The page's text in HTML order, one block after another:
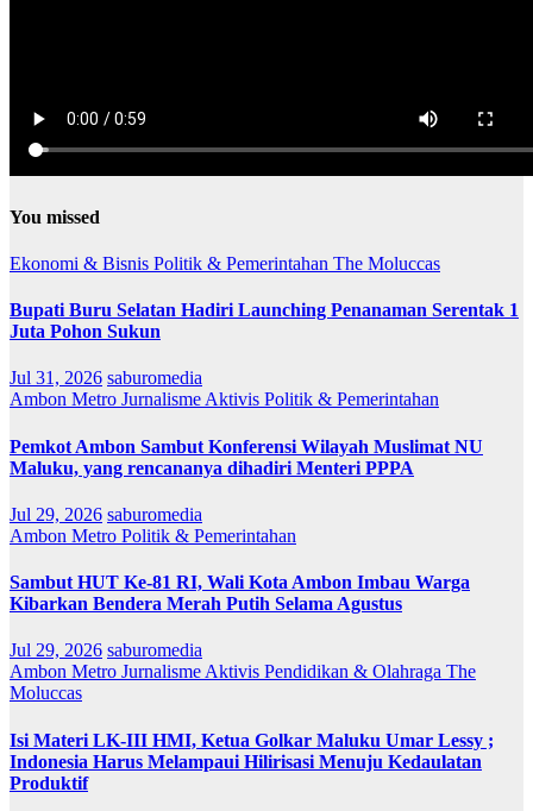
You missed
Ekonomi & Bisnis Politik & Pemerintahan The Moluccas
Bupati Buru Selatan Hadiri Launching Penanaman Serentak 1
Juta Pohon Sukun
Jul 31, 2026 saburomedia
Ambon Metro Jurnalisme Aktivis Politik & Pemerintahan
Pemkot Ambon Sambut Konferensi Wilayah Muslimat NU
Maluku, yang rencananya dihadiri Menteri PPPA
Jul 29, 2026 saburomedia
Ambon Metro Politik & Pemerintahan
Sambut HUT Ke-81 RI, Wali Kota Ambon Imbau Warga
Kibarkan Bendera Merah Putih Selama Agustus
Jul 29, 2026 saburomedia
Ambon Metro Jurnalisme Aktivis Pendidikan & Olahraga The
Moluccas
Isi Materi LK-III HMI, Ketua Golkar Maluku Umar Lessy ;
Indonesia Harus Melampaui Hilirisasi Menuju Kedaulatan
Produktif